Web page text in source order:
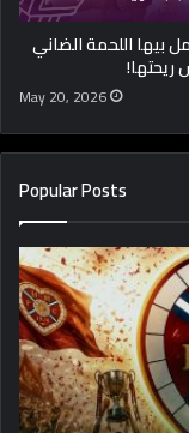
بيها اللحمة الضاني
ريحتها!
May 20, 2026
Popular Posts